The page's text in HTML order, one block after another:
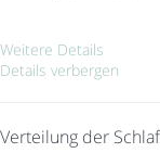
Weitere Details
Details verbergen
Verteilung der